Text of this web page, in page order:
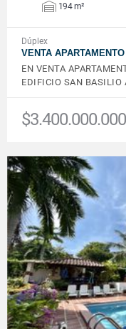
194 m²
Dúplex
VENTA
EN VENTA
EDIFICIO SAN
$3.400.000.000